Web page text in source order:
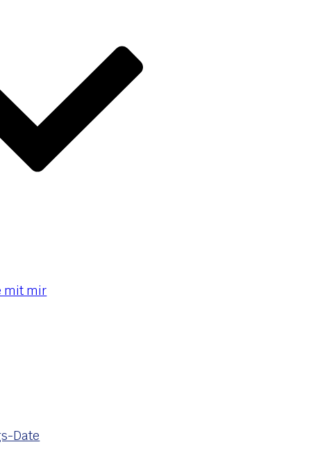
mit mir
Date